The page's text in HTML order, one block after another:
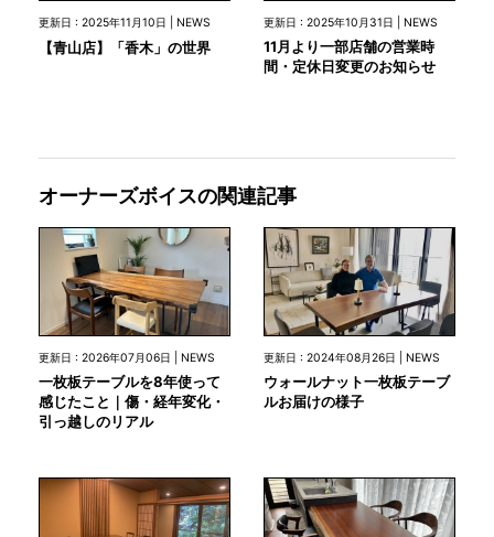
更新日 : 2025年11月10日 | NEWS
【青山店】「香木」の世界
更新日 : 2025年10月31日 | NEWS
11月より一部店舗の営業時
間・定休日変更のお知らせ
オーナーズボイスの関連記事
更新日 : 2026年07月06日 | NEWS
一枚板テーブルを8年使って
感じたこと｜傷・経年変化・
引っ越しのリアル
更新日 : 2024年08月26日 | NEWS
ウォールナット一枚板テーブ
ルお届けの様子